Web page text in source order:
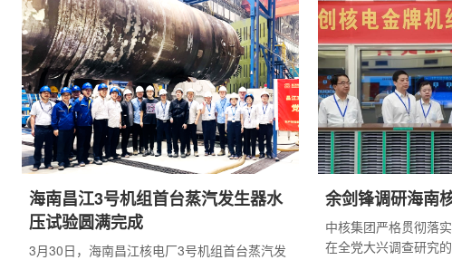
海南昌江3号机组首台蒸汽发生器水
压试验圆满完成
3月30日，海南昌江核电厂3号机组首台蒸汽发
余剑锋调研海南
中核集团严格贯彻落
在全党大兴调查研究